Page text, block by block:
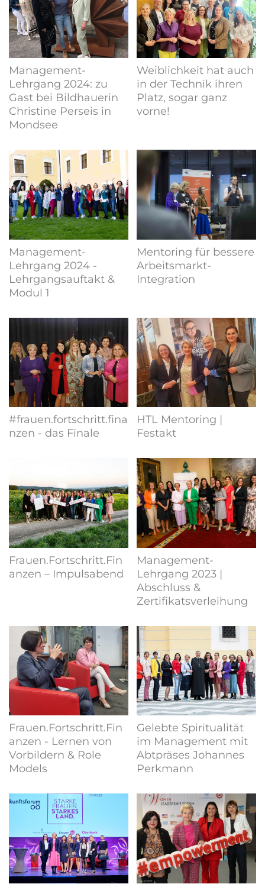
Management-
Lehrgang 2024: zu
Gast bei Bildhauerin
Christine Perseis in
Mondsee
Weiblichkeit hat auch
in der Technik ihren
Platz, sogar ganz
vorne!
Management-
Lehrgang 2024 -
Lehrgangsauftakt &
Modul 1
Mentoring für bessere
Arbeitsmarkt-
Integration
#frauen.fortschritt.fina
nzen - das Finale
HTL Mentoring |
Festakt
Frauen.Fortschritt.Fin
anzen – Impulsabend
Management-
Lehrgang 2023 |
Abschluss &
Zertifikatsverleihung
Frauen.Fortschritt.Fin
anzen - Lernen von
Vorbildern & Role
Models
Gelebte Spiritualität
im Management mit
Abtpräses Johannes
Perkmann